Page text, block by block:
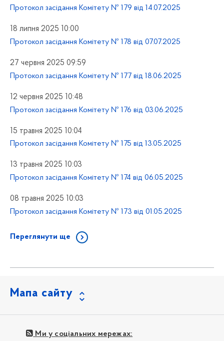
Протокол засідання Комітету № 179 від 14.07.2025
18 липня 2025 10:00
Протокол засідання Комітету № 178 від 07.07.2025
27 червня 2025 09:59
Протокол засідання Комітету № 177 від 18.06.2025
12 червня 2025 10:48
Протокол засідання Комітету № 176 від 03.06.2025
15 травня 2025 10:04
Протокол засідання Комітету № 175 від 13.05.2025
13 травня 2025 10:03
Протокол засідання Комітету № 174 від 06.05.2025
08 травня 2025 10:03
Протокол засідання Комітету № 173 від 01.05.2025
Переглянути ще
Мапа сайту
Ми у соціальних мережах: